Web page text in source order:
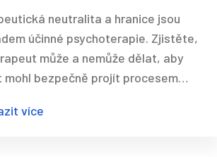
neutralita a hranice jsou
účinné psychoterapie. Zjistěte,
může a nemůže dělat, aby
mohl bezpečně projít procesem
více